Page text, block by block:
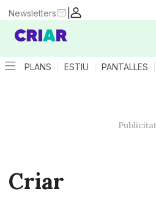
|
Newsletters
PLANS ESTIU PANTALLES
Criar